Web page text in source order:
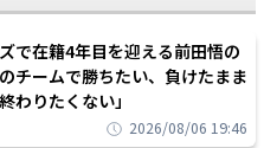
で在籍4年目を迎える前田悟の
チームで勝ちたい、負けたまま
わりたくない」
2026/08/06 19:46